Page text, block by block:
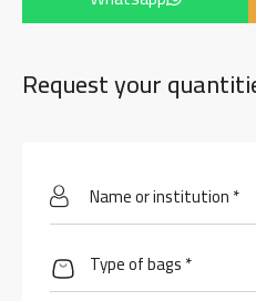
Request your